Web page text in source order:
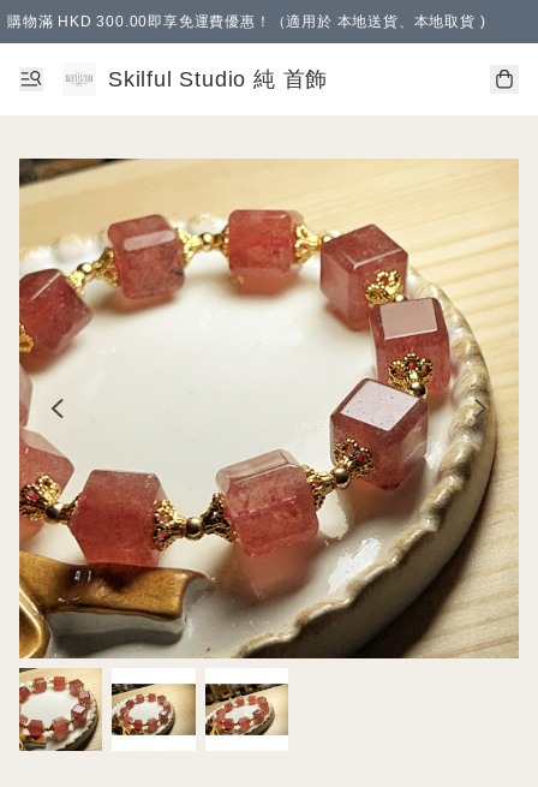
購物滿 HKD 300.00即享免運費優惠！（適用於 本地送貨、本地取貨 )
Skilful Studio 純 首飾